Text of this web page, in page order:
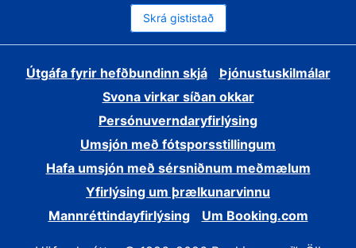
Skrá gististað
Útgáfa fyrir hefðbundinn skjá
Þjónustuskilmálar
Svona virkar síðan okkar
Persónuverndaryfirlýsing
Umsjón með fótsporsstillingum
Hafa umsjón með sérsniðnum meðmælum
Yfirlýsing um þrælkunarvinnu
Mannréttindayfirlýsing
Um Booking.com